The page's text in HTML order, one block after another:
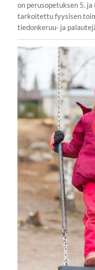
on perusopetuksen 5.
tarkoitettu fyysisen
tiedonkeruu- ja